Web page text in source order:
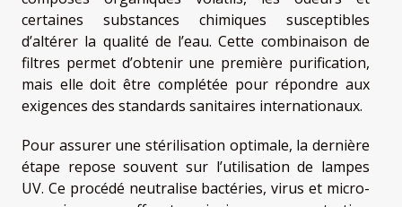
certaines substances chimiques susceptibles
d’altérer la qualité de l’eau. Cette combinaison de
filtres permet d’obtenir une première purification,
mais elle doit être complétée pour répondre aux
exigences des standards sanitaires internationaux.
Pour assurer une stérilisation optimale, la dernière
étape repose souvent sur l’utilisation de lampes
UV. Ce procédé neutralise bactéries, virus et micro-